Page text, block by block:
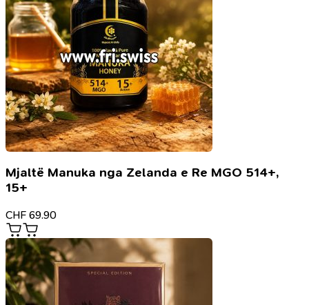
Mjaltë Manuka nga Zelanda e Re MGO 514+,
15+
CHF 69.90